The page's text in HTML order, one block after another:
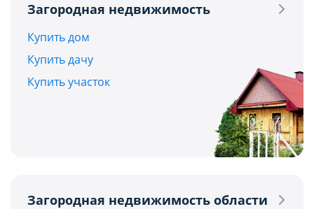
Загородная недвижимость
Купить дом
Купить дачу
Купить участок
Загородная недвижимость области